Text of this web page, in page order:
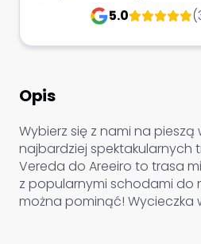
Opis
Wybierz się z nami na
najbardziej spektakularnych
Vereda do Areeiro to trasa
z popularnymi schodami do
można pominąć! Wycieczka
5.0